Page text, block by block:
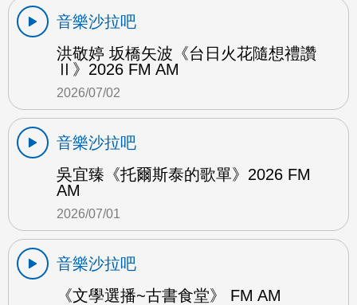
音樂沙拉吧
洪敬婷 坂橋矢波《台日火花隨想禮讚
Ⅱ》2026 FM AM
2026/07/02
音樂沙拉吧
吳宜臻《托爾斯泰的歌單》2026 FM
AM
2026/07/01
音樂沙拉吧
《文學選播~古書食堂》 FM AM